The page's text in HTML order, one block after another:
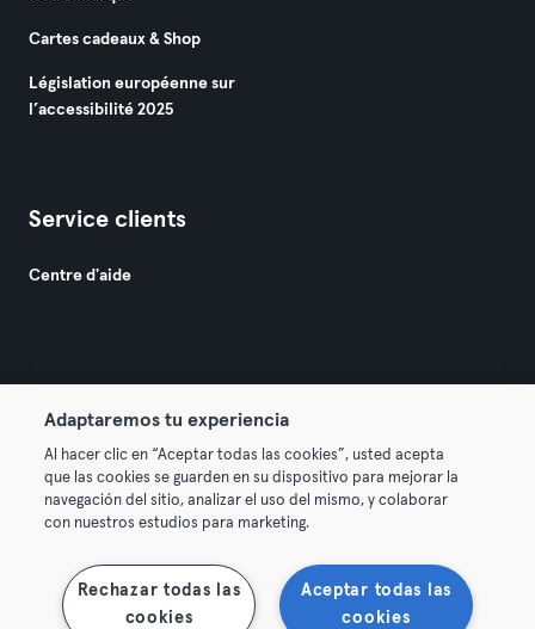
Cartes cadeaux & Shop
Législation européenne sur
l’accessibilité 2025
Service clients
Centre d'aide
Conditions générales Politique de confidentialité
Mentions légales Résilier les contrats ici
Se rétracter ici
Adaptaremos tu experiencia
Al hacer clic en “Aceptar todas las cookies”, usted acepta
que las cookies se guarden en su dispositivo para mejorar la
navegación del sitio, analizar el uso del mismo, y colaborar
con nuestros estudios para marketing.
Aceptar todas las
cookies
Rechazar todas las
cookies